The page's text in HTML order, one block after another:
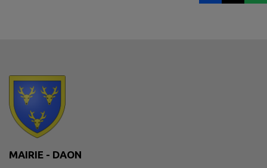
MAIRIE - DAON